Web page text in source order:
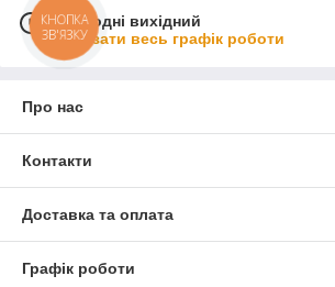
Сьогодні вихідний
Показати весь графік роботи
Про нас
Контакти
Доставка та оплата
Графік роботи
КНОПКА
ЗВ'ЯЗКУ